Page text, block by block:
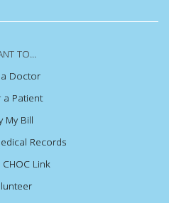
TO...
a Doctor
a Patient
My Bill
Records
CHOC Link